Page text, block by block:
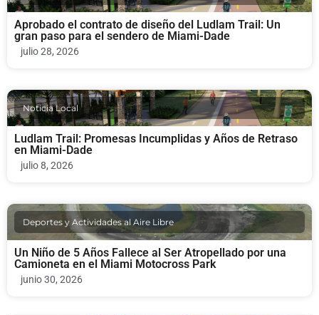
Aprobado el contrato de diseño del Ludlam Trail: Un
gran paso para el sendero de Miami-Dade
julio 28, 2026
Noticia Local
Ludlam Trail: Promesas Incumplidas y Años de Retraso
en Miami-Dade
julio 8, 2026
Deportes y Actividades al Aire Libre
Un Niño de 5 Años Fallece al Ser Atropellado por una
Camioneta en el Miami Motocross Park
junio 30, 2026